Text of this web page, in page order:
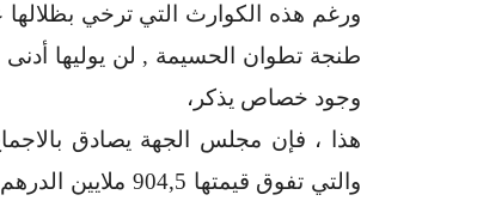
ورغم هذه الكوارث التي ترخي
طنجة تطوان الحسيمة , لن يوليها
وجود خصاص يذكر،
والتي تفوق